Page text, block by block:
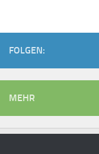
FOLGEN:
MEHR